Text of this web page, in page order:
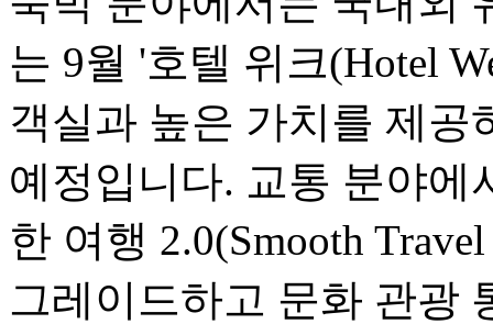
는 9월 '호텔 위크(Hotel
객실과 높은 가치를 제
예정입니다. 교통 분야
한 여행 2.0(Smooth
그레이드하고 문화 관광